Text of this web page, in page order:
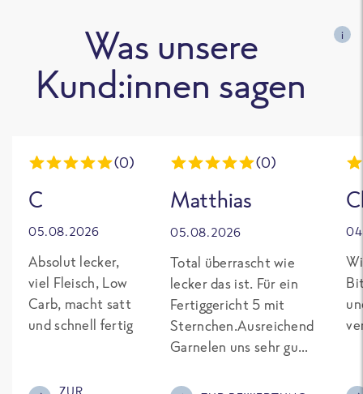
Was unsere
Kund:innen sagen
i
(0)
C
05.08.2026
Absolut lecker,
viel Fleisch, Low
Carb, macht satt
und schnell fertig
ZUR
(0)
Matthias
05.08.2026
Total überrascht wie
lecker das ist. Für ein
Fertiggericht 5 mit
Sternchen.Ausreichend
Garnelen uns sehr gut
Kompliment